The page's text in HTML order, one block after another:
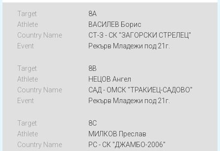
8A
ВАСИЛЕВ Борис
СТ-З - СК "ЗАГОРСКИ СТРЕЛЕЦ"
Рекърв Младежи под 21г.
8B
НЕЦОВ Ангел
САД - ОМСК "ТРАКИЕЦ-САДОВО"
Рекърв Младежи под 21г.
8C
МИЛКОВ Преслав
РС - СК "ДЖАМБО-2006"